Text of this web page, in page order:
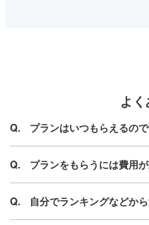
よ
プランはいつもらえるの
プランをもらうには費用
自分でランキングなどか